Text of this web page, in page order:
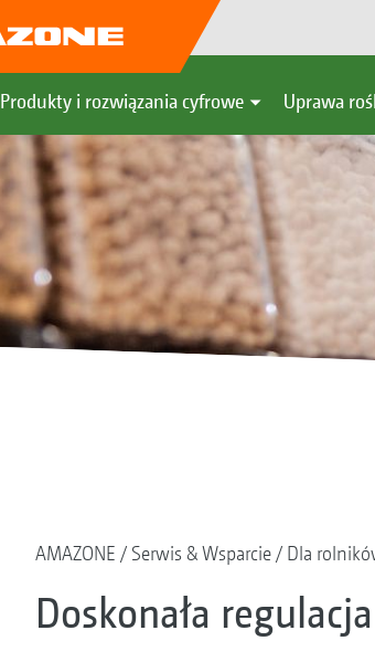
Produkty i rozwiązania cyfrowe Uprawa
AMAZONE Serwis & Wsparcie Dla
Doskonała